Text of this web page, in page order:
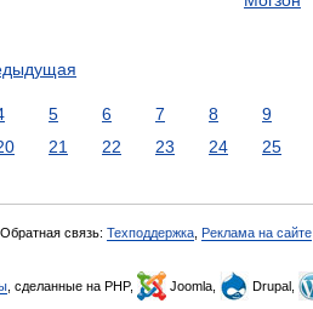
5 6 7 8 9
21 22 23 24 25
Обратная связь: Техподдержка Реклама на сайте
, сделанные на PHP, Joomla, Drupal,